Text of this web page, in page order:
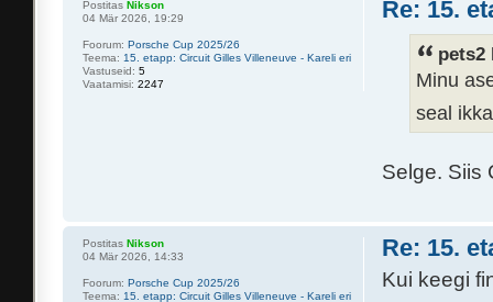
Re: 15.
pets2
Minu
seal
Selge. Siis
Postitas Nikson
04 Mär 2026, 19:29
Foorum: Porsche Cup 2025/26
Teema: 15. etapp: Circuit Gilles Villeneuve - Kareli eri
Vastuseid: 5
Vaatamisi: 2247
Re: 15.
Kui keegi
Postitas Nikson
04 Mär 2026, 14:33
Foorum: Porsche Cup 2025/26
Teema: 15. etapp: Circuit Gilles Villeneuve - Kareli eri